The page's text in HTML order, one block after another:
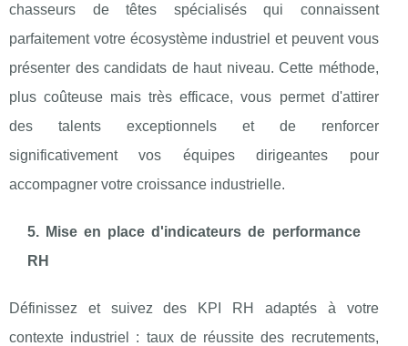
chasseurs de têtes spécialisés qui connaissent
parfaitement votre écosystème industriel et peuvent vous
présenter des candidats de haut niveau. Cette méthode,
plus coûteuse mais très efficace, vous permet d'attirer
des talents exceptionnels et de renforcer
significativement vos équipes dirigeantes pour
accompagner votre croissance industrielle.
5. Mise en place d'indicateurs de performance
RH
Définissez et suivez des KPI RH adaptés à votre
contexte industriel : taux de réussite des recrutements,